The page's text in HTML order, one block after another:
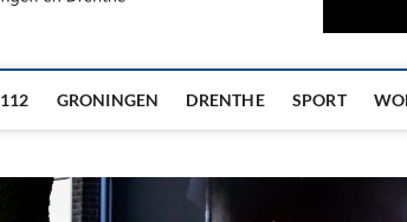
112 GRONINGEN DRENTHE SPORT